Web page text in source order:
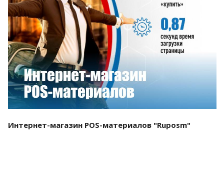
Смотреть проект
Интернет-магазин POS-материалов "Ruposm"